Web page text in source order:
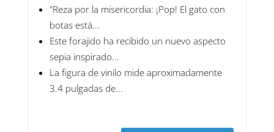
"Reza por la misericordia: ¡Pop! El gato con
botas está...
Este forajido ha recibido un nuevo aspecto
sepia inspirado...
La figura de vinilo mide aproximadamente
3.4 pulgadas de...